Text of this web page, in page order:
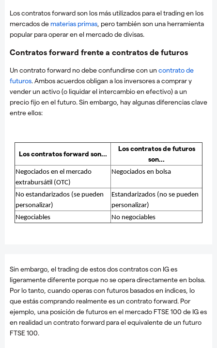
Los contratos forward son los más utilizados para el trading en los
mercados de materias primas , pero también son una herramienta
popular para operar en el mercado de divisas.
Contratos forward frente a contratos de futuros
Un contrato forward no debe confundirse con un contrato de
futuros. Ambos acuerdos obligan a los inversores a comprar y
vender un activo (o liquidar el intercambio en efectivo) a un
precio fijo en el futuro. Sin embargo, hay algunas diferencias clave
entre ellos:
Los contratos forward son...
Los contratos de futuros
son...
Negociados en el mercado
extrabursátil (OTC)
Negociados en bolsa
No estandarizados (se pueden
personalizar)
Estandarizados (no se pueden
personalizar)
Negociables
No negociables
Sin embargo, el trading de estos dos contratos con IG es
ligeramente diferente porque no se opera directamente en bolsa.
Por lo tanto, cuando operas con futuros basados en índices, lo
que estás comprando realmente es un contrato forward. Por
ejemplo, una posición de futuros en el mercado FTSE 100 de IG es
en realidad un contrato forward para el equivalente de un futuro
FTSE 100.